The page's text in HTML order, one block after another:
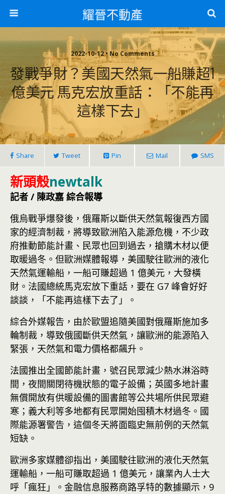
耀晉不動產
2022-10-12 • No Comments
發戰爭財？美國天然氣一船賺超1
億美元 馬克宏放重話：「不能再
這樣下去」
Share Tweet Pin Mail SMS
新頭殼newtalk
記者 / 陳政嘉 綜合報導
俄烏戰爭爆發後，俄羅斯以斷供天然氣報復西方國
家的經濟制裁，將導致歐洲陷入能源危機，不少政
府推動節能計畫、民眾也回到過去，搶購木材以便
取暖過冬。但歐洲媒體報導，美國駛往歐洲的液化
天然氣運輸船，一船可賺超過 1 億美元，大發橫
財。法國總統馬克宏放下重話，要在 G7 峰會好好
談談，「不能再這樣下去了」。
綜合外媒報告，由於歐盟追隨美國對俄羅斯施加多
輪制裁，導致俄國斷供天然氣，讓歐洲的能源陷入
緊張，天然氣和電力價格都飆升。
法國推出全國節能計畫，號召民眾減少熱水淋浴時
間，夜間關閉待機狀態的電子設備；英國多地計畫
無償開放有供暖設備的圖書館等公共場所供民眾避
寒；義大利等多地都有民眾開始囤積木材過冬。國
際能源署警告，這個冬天將面臨史無前例的天然氣
短缺。
歐洲多家媒體卻指出，美國駛往歐洲的液化天然氣
運輸船，一船可賺取超過 1 億美元，讓業內人士大
呼「瘋狂」。金融信息服務商路孚特的數據顯示，9